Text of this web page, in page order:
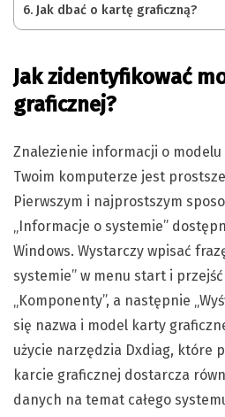
Jak dbać o kartę graficzną?
Jak zidentyfikować
graficznej?
Znalezienie informacji o
Twoim komputerze jest
Pierwszym i najprostszym
„Informacje o systemie”
Windows. Wystarczy wpisać
systemie” w menu start i
„Komponenty”, a następnie
się nazwa i model karty
użycie narzędzia Dxdiag, które
karcie graficznej dostarcza
danych na temat całego